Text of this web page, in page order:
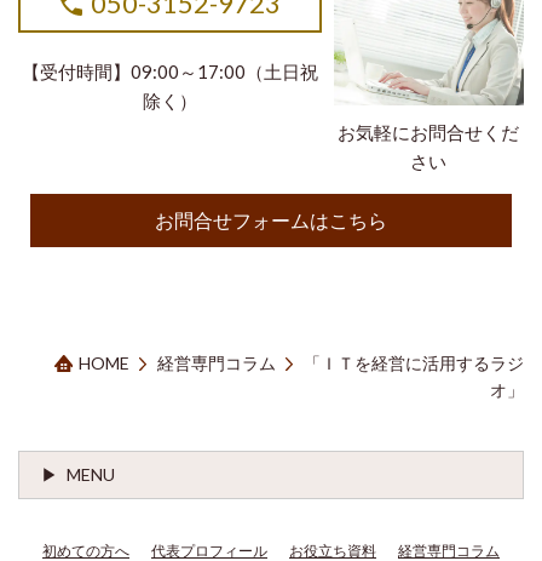
お気軽にお問合せくだ
さい
【受付時間】09:00～17:00（土日祝
除く）
お問合せフォームはこちら
HOME 経営専門コラム
「ＩＴを経営に活用するラジ
オ」
MENU
初めての方へ 代表プロフィール お役立ち資料
経営専門コラム